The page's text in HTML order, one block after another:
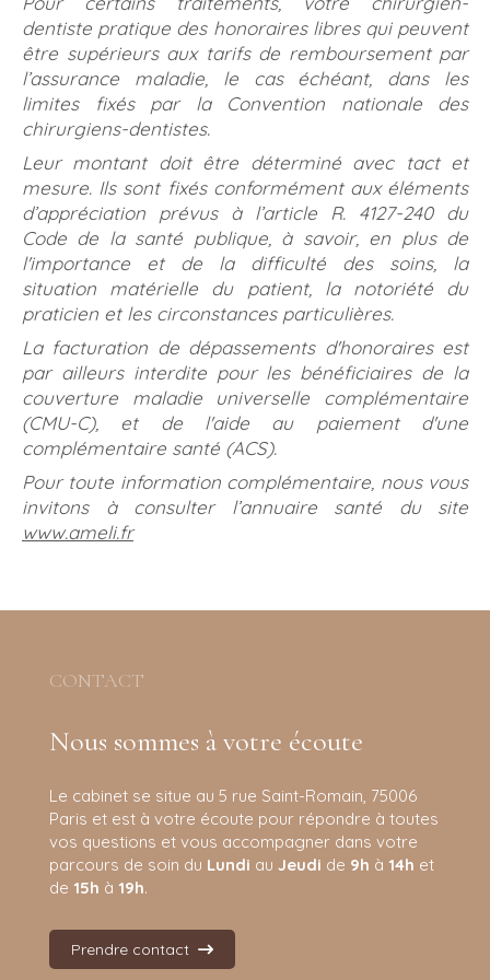
dentiste pratique des honoraires libres qui peuvent
être supérieurs aux tarifs de remboursement par
l’assurance maladie, le cas échéant, dans les
limites fixés par la Convention nationale des
chirurgiens-dentistes.
Leur montant doit être déterminé avec tact et
mesure. Ils sont fixés conformément aux éléments
d’appréciation prévus à l’article R. 4127-240 du
Code de la santé publique, à savoir, en plus de
l'importance et de la difficulté des soins, la
situation matérielle du patient, la notoriété du
praticien et les circonstances particulières.
La facturation de dépassements d'honoraires est
par ailleurs interdite pour les bénéficiaires de la
couverture maladie universelle complémentaire
(CMU-C), et de l'aide au paiement d'une
complémentaire santé (ACS).
Pour toute information complémentaire, nous vous
invitons à consulter l’annuaire santé du site
www.ameli.fr
CONTACT
Nous sommes à votre écoute
Le cabinet se situe au 5 rue Saint-Romain, 75006
Paris et est à votre écoute pour répondre à toutes
vos questions et vous accompagner dans votre
parcours de soin du Lundi au Jeudi de 9h à 14h et
de 15h à 19h.
Prendre contact